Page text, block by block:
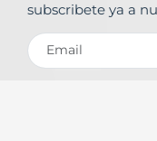
subscribete ya a